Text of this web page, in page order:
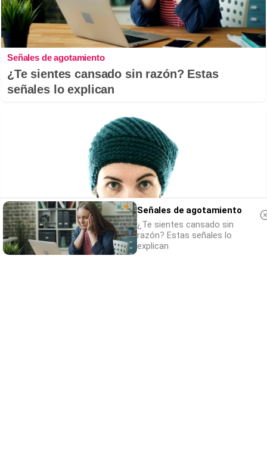
Señales de agotamiento
¿Te sientes cansado sin razón? Estas
señales lo explican
Señales de agotamiento
¿Te sientes cansado sin
razón? Estas señales lo
explican